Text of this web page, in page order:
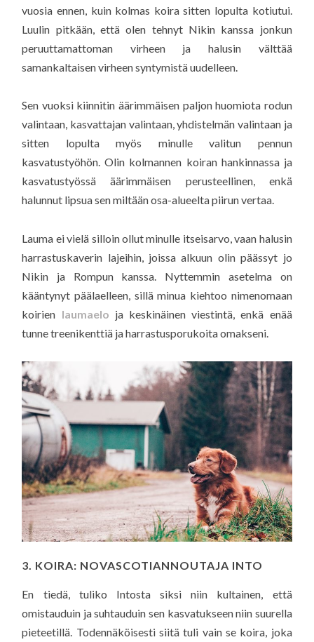
vuosia ennen, kuin kolmas koira sitten lopulta kotiutui.
Luulin pitkään, että olen tehnyt Nikin kanssa jonkun
peruuttamattoman virheen ja halusin välttää
samankaltaisen virheen syntymistä uudelleen.
Sen vuoksi kiinnitin äärimmäisen paljon huomiota rodun
valintaan, kasvattajan valintaan, yhdistelmän valintaan ja
sitten lopulta myös minulle valitun pennun
kasvatustyöhön. Olin kolmannen koiran hankinnassa ja
kasvatustyössä äärimmäisen perusteellinen, enkä
halunnut lipsua sen miltään osa-alueelta piirun vertaa.
Lauma ei vielä silloin ollut minulle itseisarvo, vaan halusin
harrastuskaverin lajeihin, joissa alkuun olin päässyt jo
Nikin ja Rompun kanssa. Nyttemmin asetelma on
kääntynyt päälaelleen, sillä minua kiehtoo nimenomaan
koirien laumaelo ja keskinäinen viestintä, enkä enää
tunne treenikenttiä ja harrastusporukoita omakseni.
3. KOIRA: NOVASCOTIANNOUTAJA INTO
En tiedä, tuliko Intosta siksi niin kultainen, että
omistauduin ja suhtauduin sen kasvatukseen niin suurella
pieteetillä. Todennäköisesti siitä tuli vain se koira, joka